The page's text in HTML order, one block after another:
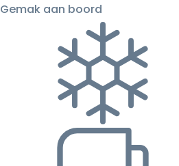
Gemak aan boord